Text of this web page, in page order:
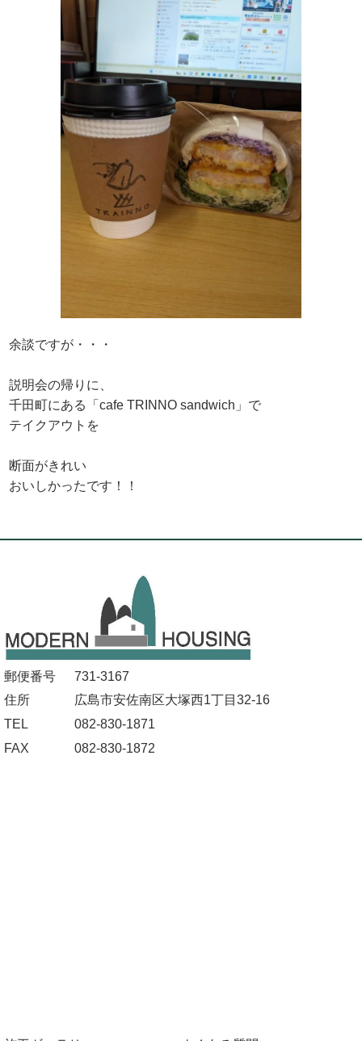
余談ですが・・・
説明会の帰りに、
千田町にある「cafe TRINNO sandwich」で
テイクアウトを
断面がきれい
おいしかったです！！
郵便番号
731-3167
住所
広島市安佐南区大塚西1丁目32-16
TEL
082-830-1871
FAX
082-830-1872